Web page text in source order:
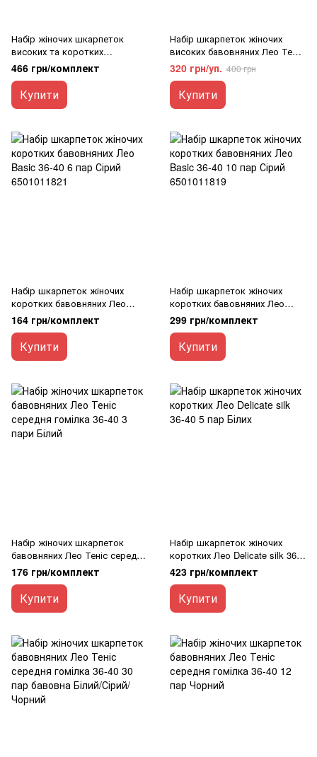
Набір жіночих шкарпеток
високих та коротких
бавовняних Лео з сірою
підошвою 10 пар 36-40 Білий/
Сірий
466 грн/комплект
Купити
Набір шкарпеток жіночих
високих бавовняних Лео Теніс
36-40 6 пар Білий 6501011779
320 грн/уп. 400 грн
Купити
Набір шкарпеток жіночих
коротких бавовняних Лео
Basic 36-40 6 пар Сірий
6501011821
164 грн/комплект
Купити
Набір шкарпеток жіночих
коротких бавовняних Лео
Basic 36-40 10 пар Сірий
6501011819
299 грн/комплект
Купити
Набір жіночих шкарпеток
бавовняних Лео Теніс середня
гомілка 36-40 3 пари Білий
176 грн/комплект
Купити
Набір шкарпеток жіночих
коротких Лео Delicate silk 36-
40 5 пар Білих
423 грн/комплект
Купити